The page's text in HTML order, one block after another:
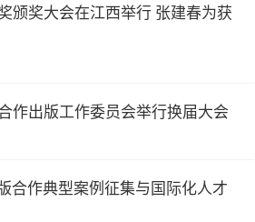
颁奖大会在江西举行 张建春为获
作出版工作委员会举行换届大会
合作典型案例征集与国际化人才